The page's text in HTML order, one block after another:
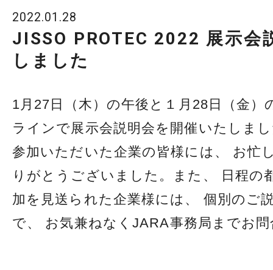
2022.01.28
JISSO PROTEC 2022 展示会
しました
1月27日（木）の午後と１月28日（金）
ラインで展示会説明会を開催いたしま
参加いただいた企業の皆様には、 お忙
りがとうございました。また、 日程の
加を見送られた企業様には、 個別のご
で、 お気兼ねなくJARA事務局までお